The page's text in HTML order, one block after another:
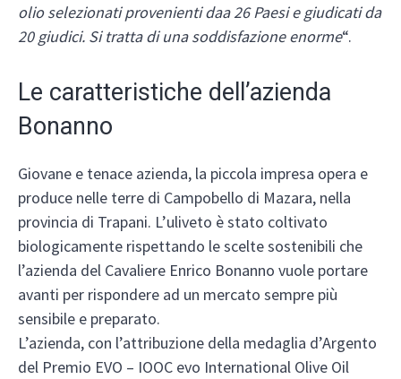
olio selezionati provenienti daa 26 Paesi e giudicati da
20 giudici. Si tratta di una soddisfazione enorme“.
Le caratteristiche dell’azienda
Bonanno
Giovane e tenace azienda, la piccola impresa opera e
produce nelle terre di Campobello di Mazara, nella
provincia di Trapani. L’uliveto è stato coltivato
biologicamente rispettando le scelte sostenibili che
l’azienda del Cavaliere Enrico Bonanno vuole portare
avanti per rispondere ad un mercato sempre più
sensibile e preparato.
L’azienda, con l’attribuzione della medaglia d’Argento
del Premio EVO – IOOC evo International Olive Oil